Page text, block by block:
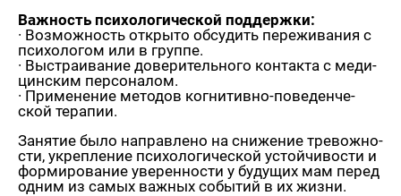
Важ­ность пси­хо­ло­ги­че­ской под­держ­ки:
· Воз­мож­ность от­кры­то об­су­дить пе­ре­жи­ва­ния с
пси­хо­ло­гом или в груп­пе.
· Вы­стра­и­ва­ние до­ве­ри­тель­но­го кон­так­та с ме­ди­
цин­ским пер­со­на­лом.
· При­ме­не­ние ме­то­дов ко­гни­тив­но-по­ве­ден­че­
ской те­ра­пии.
За­ня­тие было на­прав­ле­но на сни­же­ние тре­вож­но­
сти, укреп­ле­ние пси­хо­ло­ги­че­ской устой­чи­во­сти и
фор­ми­ро­ва­ние уве­рен­но­сти у бу­ду­щих мам перед
одним из самых важ­ных со­бы­тий в их жизни.